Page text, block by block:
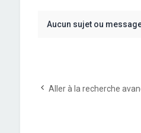
Aucun sujet ou
Aller à la recherche